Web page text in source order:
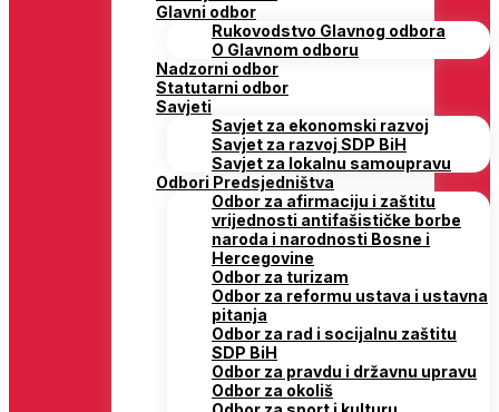
Glavni odbor
Rukovodstvo Glavnog odbora
O Glavnom odboru
Nadzorni odbor
Statutarni odbor
Savjeti
Savjet za ekonomski razvoj
Savjet za razvoj SDP BiH
Savjet za lokalnu samoupravu
Odbori Predsjedništva
Odbor za afirmaciju i zaštitu
vrijednosti antifašističke borbe
naroda i narodnosti Bosne i
Hercegovine
Odbor za turizam
Odbor za reformu ustava i ustavna
pitanja
Odbor za rad i socijalnu zaštitu
SDP BiH
Odbor za pravdu i državnu upravu
Odbor za okoliš